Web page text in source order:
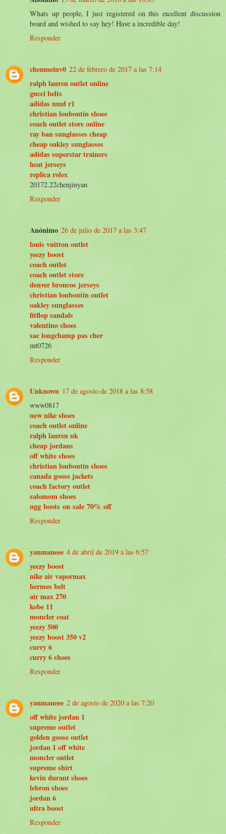
Whats up people, I just registered on this excellent discussion
board and wished to say hey! Have a incredible day!
Responder
chenmeinv0 22 de febrero de 2017 a las 7:14
ralph lauren outlet online
gucci belts
adidas nmd r1
christian louboutin shoes
coach outlet store online
ray ban sunglasses cheap
cheap oakley sunglasses
adidas superstar trainers
heat jerseys
replica rolex
20172.22chenjinyan
Responder
Anónimo 26 de julio de 2017 a las 3:47
louis vuitton outlet
yeezy boost
coach outlet
coach outlet store
denver broncos jerseys
christian louboutin outlet
oakley sunglasses
fitflop sandals
valentino shoes
sac longchamp pas cher
mt0726
Responder
Unknown 17 de agosto de 2018 a las 8:58
www0817
new nike shoes
coach outlet online
ralph lauren uk
cheap jordans
off white shoes
christian louboutin shoes
canada goose jackets
coach factory outlet
salomom shoes
ugg boots on sale 70% off
Responder
yanmaneee 4 de abril de 2019 a las 6:57
yeezy boost
nike air vapormax
hermes belt
air max 270
kobe 11
moncler coat
yeezy 500
yeezy boost 350 v2
curry 6
curry 6 shoes
Responder
yanmaneee 2 de agosto de 2020 a las 7:20
off white jordan 1
supreme outlet
golden goose outlet
jordan 1 off white
moncler outlet
supreme shirt
kevin durant shoes
lebron shoes
jordan 6
ultra boost
Responder